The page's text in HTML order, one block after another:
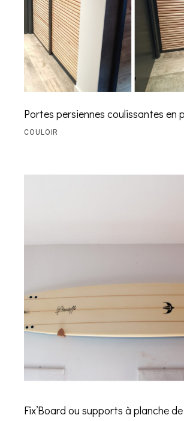
Portes persiennes coulissantes en
COULOIR
Fix’Board ou supports à planche